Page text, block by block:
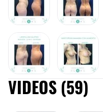
AUMENTO GLÚTEOSMASTOPEXIA
VIDEOS (59)